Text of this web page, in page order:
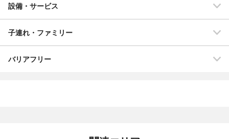
設備・サービス
子連れ・ファミリー
バリアフリー